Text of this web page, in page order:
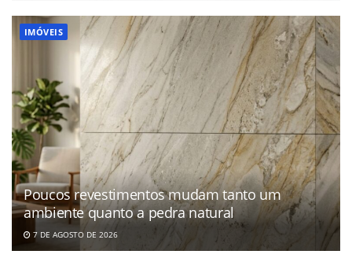
IMÓVEIS
Poucos revestimentos mudam tanto um
ambiente quanto a pedra natural
7 DE AGOSTO DE 2026